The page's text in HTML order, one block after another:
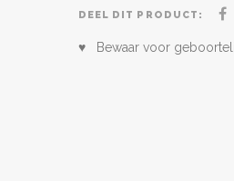
DEEL DIT PRODUCT:
♥ Bewaar voor